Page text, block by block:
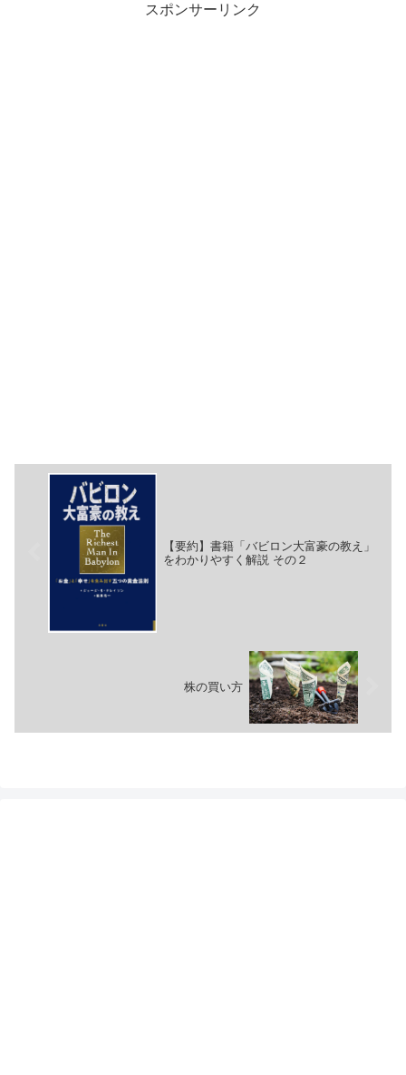
スポンサーリンク
【要約】書籍「バビロン大富豪の教え」
をわかりやすく解説 その２
株の買い方